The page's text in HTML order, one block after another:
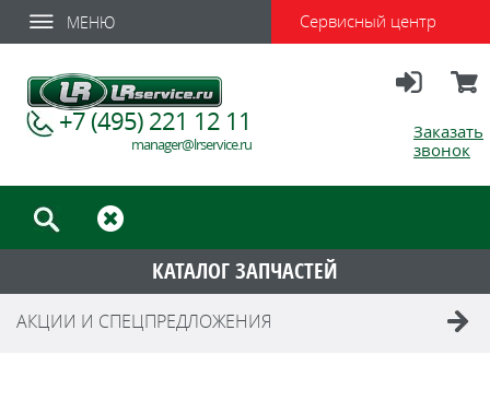
МЕНЮ Сервисный центр
Заказать
звонок
+7 (495) 221 12 11
manager@lrservice.ru
КАТАЛОГ ЗАПЧАСТЕЙ
АКЦИИ И СПЕЦПРЕДЛОЖЕНИЯ